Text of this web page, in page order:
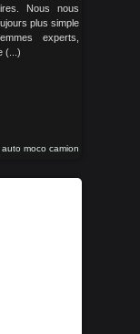
Nous nous
plus simple
experts,
(...)
moco camion